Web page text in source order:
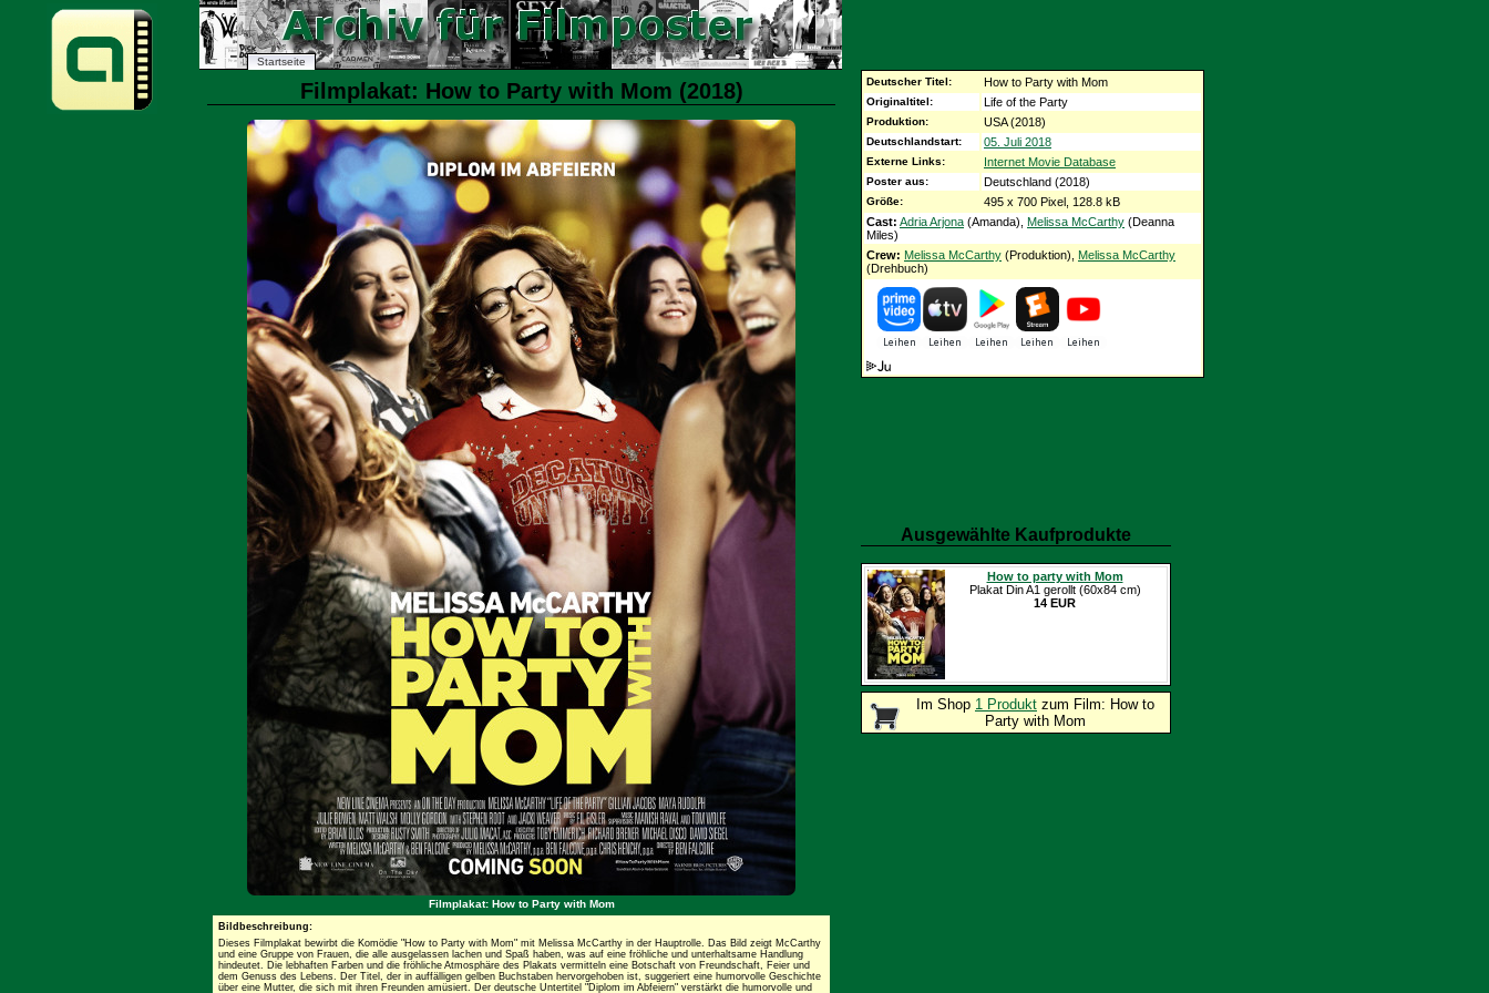
Startseite
Filmplakat: How to Party with Mom (2018)
Filmplakat: How to Party with Mom
Deutscher Titel: How to Party with Mom
Originaltitel: Life of the Party
Produktion: USA (2018)
Deutschlandstart: 05. Juli 2018
Externe Links: Internet Movie Database
Poster aus: Deutschland (2018)
Größe:
495 x 700 Pixel, 128.8 kB
Cast: Adria Arjona (Amanda), Melissa McCarthy (Deanna
Miles)
Crew: Melissa McCarthy (Produktion), Melissa McCarthy
(Drehbuch)
Ausgewählte Kaufprodukte
How to party with Mom
Plakat Din A1 gerollt (60x84 cm)
14 EUR
Im Shop 1 Produkt zum Film: How to
Party with Mom
Bildbeschreibung:
Dieses Filmplakat bewirbt die Komödie "How to Party with Mom" mit Melissa McCarthy in der Hauptrolle. Das Bild zeigt McCarthy
und eine Gruppe von Frauen, die alle ausgelassen lachen und Spaß haben, was auf eine fröhliche und unterhaltsame Handlung
hindeutet. Die lebhaften Farben und die fröhliche Atmosphäre des Plakats vermitteln eine Botschaft von Freundschaft, Feier und
dem Genuss des Lebens. Der Titel, der in auffälligen gelben Buchstaben hervorgehoben ist, suggeriert eine humorvolle Geschichte
über eine Mutter, die sich mit ihren Freunden amüsiert. Der deutsche Untertitel "Diplom im Abfeiern" verstärkt die humorvolle und